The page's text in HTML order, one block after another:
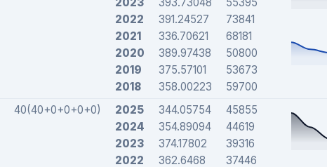
2022
2021
2020
2019
2018
391.24527
336.70621
389.97438
375.57101
358.00223
73841
68181
50800
53673
59700
40(40+0+0+0+0)
2025
2024
2023
2022
344.05754
354.89094
374.17802
362.6468
45855
44619
39316
37446